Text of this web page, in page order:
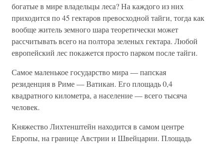
богатые в мире владельцы леса? На каждого из них
приходится по 45 гектаров превосходной тайги, тогда как
вообще житель земного шара теоретически может
рассчитывать всего на полтора зеленых гектара. Любой
европейский лес покажется просто парком после тайги.
Самое маленькое государство мира — папская
резиденция в Риме — Ватикан. Его площадь 0,4
квадратного километра, а население — всего тысяча
человек.
Княжество Лихтенштейн находится в самом центре
Европы, на границе Австрии и Швейцарии. Площадь